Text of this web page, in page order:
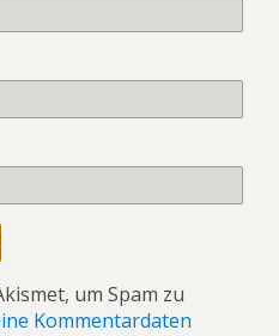
um Spam zu
Kommentardaten